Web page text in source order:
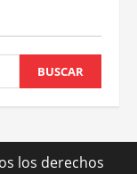
los derechos